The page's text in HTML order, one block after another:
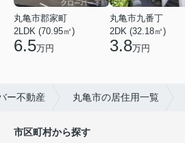
丸亀市郡家町
2LDK (70.95㎡)
6.5万円
丸亀市九番丁
2DK (32.18㎡)
3.8万円
ー不動産 丸亀市の居住用一覧
市区町村から探す